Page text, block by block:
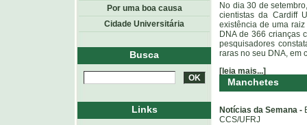
No dia 30 de
cientistas da Cardiff
existência de uma
DNA de 366 crianças
pesquisadores
raras no seu DNA, em
[leia mais...]
Manchetes
Notícias da Semana -
CCS/UFRJ
Por uma boa causa
Cidade Universitária
Busca
Links